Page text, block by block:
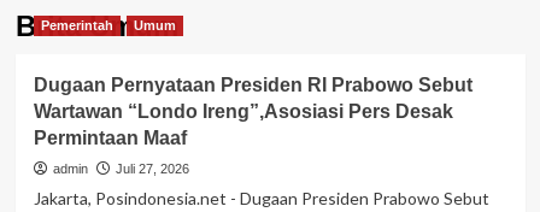
Brita Umum
Pemerintah Umum
Dugaan Pernyataan Presiden RI Prabowo Sebut
Wartawan “Londo Ireng”,Asosiasi Pers Desak
Permintaan Maaf
admin Juli 27, 2026
Jakarta, Posindonesia.net - Dugaan Presiden Prabowo Sebut